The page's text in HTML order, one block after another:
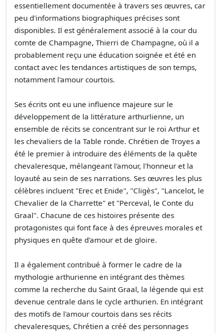
essentiellement documentée à travers ses œuvres, car
peu d'informations biographiques précises sont
disponibles. Il est généralement associé à la cour du
comte de Champagne, Thierri de Champagne, où il a
probablement reçu une éducation soignée et été en
contact avec les tendances artistiques de son temps,
notamment l'amour courtois.
Ses écrits ont eu une influence majeure sur le
développement de la littérature arthurlienne, un
ensemble de récits se concentrant sur le roi Arthur et
les chevaliers de la Table ronde. Chrétien de Troyes a
été le premier à introduire des éléments de la quête
chevaleresque, mélangeant l'amour, l'honneur et la
loyauté au sein de ses narrations. Ses œuvres les plus
célèbres incluent "Erec et Enide", "Cligès", "Lancelot, le
Chevalier de la Charrette" et "Perceval, le Conte du
Graal". Chacune de ces histoires présente des
protagonistes qui font face à des épreuves morales et
physiques en quête d'amour et de gloire.
Il a également contribué à former le cadre de la
mythologie arthurienne en intégrant des thèmes
comme la recherche du Saint Graal, la légende qui est
devenue centrale dans le cycle arthurien. En intégrant
des motifs de l'amour courtois dans ses récits
chevaleresques, Chrétien a créé des personnages